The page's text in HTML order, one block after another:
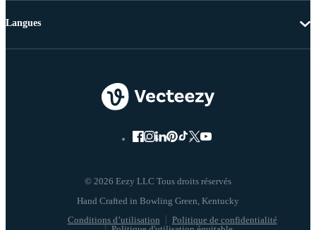
© 2026 Eezy LLC Tous droits réservés
Conditions d’utilisation
Politique de confidentialité
Langues